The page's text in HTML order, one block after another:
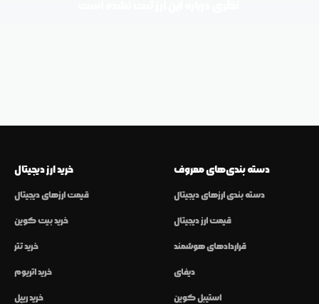
خرید ارز دیجیتال
قیمت ارزهای دیجیتال
خرید بیت کوین
خرید تتر
خرید اتریوم
خرید ریپل
دسته بندی‌های معروف
دسته بندی ارزهای دیجیتال
قیمت ارز دیجیتال
قراردادهای هوشمند
دیفای
استیبل کوین